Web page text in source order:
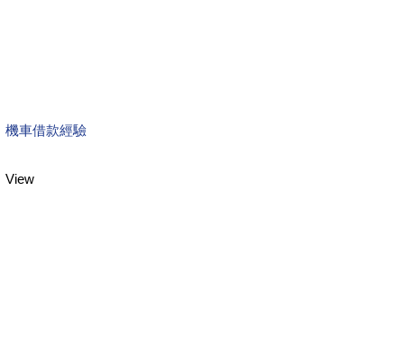
機車借款經驗
View